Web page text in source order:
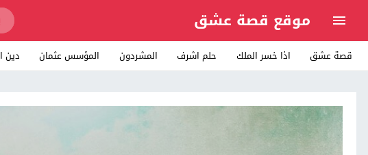
موقع قصة عشق
قصة عشق اذا خسر الملك حلم اشرف المشردون المؤسس عثمان دين